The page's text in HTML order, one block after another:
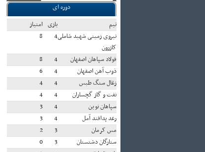
دوره ای
تيم
بازی امتياز
نیروی زمینی شهید شاملی
کازرون
4
8
فولاد سپاهان اصفهان 4
8
ذوب آهن اصفهان
4
6
زغال سنگ طبس
4
4
نفت و گاز گچساران
4
4
سپاهان نوین
4
3
رعد پدافند آمل
4
3
مس کرمان
3
2
ستارگان دشتستان
3
0